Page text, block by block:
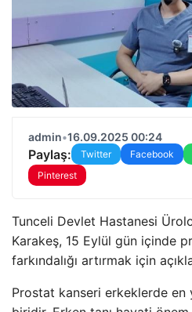
admin•16.09.2025 00:24
Paylaş: Twitter Facebook
Pinterest
Tunceli Devlet Hastanesi
Karakeş, 15 Eylül gün içinde
farkındalığı artırmak için
Prostat kanseri erkeklerde en